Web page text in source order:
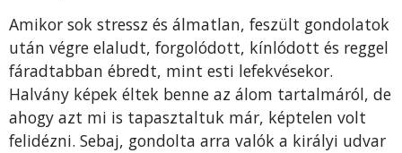
Amikor sok stressz és álmatlan, feszült gondolatok
után végre elaludt, forgolódott, kínlódott és reggel
fáradtabban ébredt, mint esti lefekvésekor.
Halvány képek éltek benne az álom tartalmáról, de
ahogy azt mi is tapasztaltuk már, képtelen volt
felidézni. Sebaj, gondolta arra valók a királyi udvar